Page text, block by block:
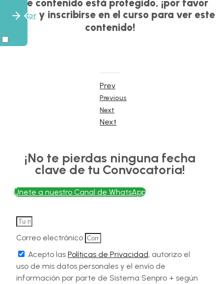
Este contenido está protegido, ¡por favor
accedery inscribirse en el curso para ver este
contenido!
Prev
Previous
Next
Next
¡No te pierdas ninguna fecha
clave de tu Convocatoria!
Únete a nuestro Canal de WhatsApp
Correo electrónico
Acepto las Políticas de Privacidad, autorizo el
uso de mis datos personales y el envío de
información por parte de Sistema Senpro + según